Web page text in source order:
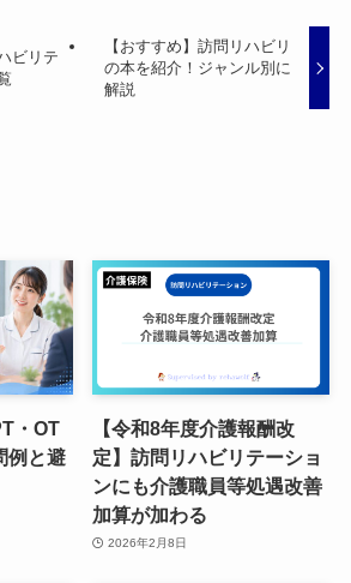
ビリテ
【おすすめ】訪問リハビリ
の本を紹介！ジャンル別に
解説
・OT
例と避
【令和8年度介護報酬改
定】訪問リハビリテーショ
ンにも介護職員等処遇改善
加算が加わる
2026年2月8日